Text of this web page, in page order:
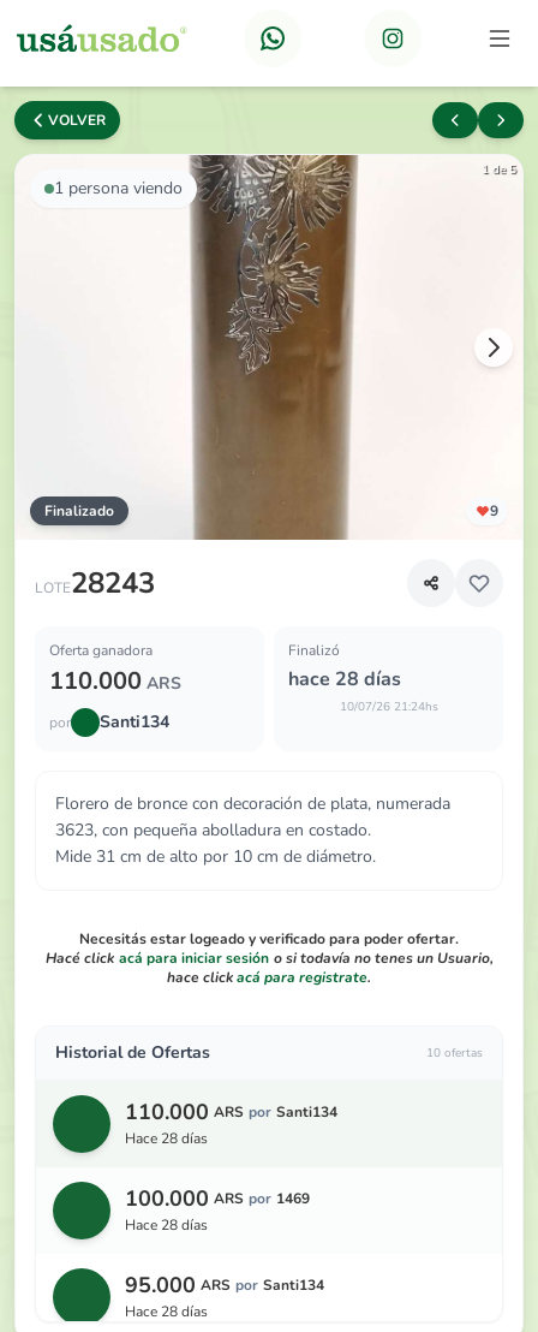
VOLVER
1 persona viendo
Finalizado 9
1 de 5
LOTE28243
Florero de bronce con decoración de plata, numerada
Oferta ganadora
110.000 ARS
por Santi134
Finalizó
hace 28 días
10/07/26 21:24hs
Florero de bronce con decoración de plata, numerada
3623, con pequeña abolladura en costado.
Mide 31 cm de alto por 10 cm de diámetro.
Necesitás estar logeado y verificado para poder ofertar.
Hacé click acá para iniciar sesión o si todavía no tenes un Usuario,
hace clickacá para registrate.
Historial de Ofertas 10 ofertas
110.000 ARS por Santi134
hace 28 días
100.000 ARS por 1469
hace 28 días
95.000 ARS por Santi134
hace 28 días